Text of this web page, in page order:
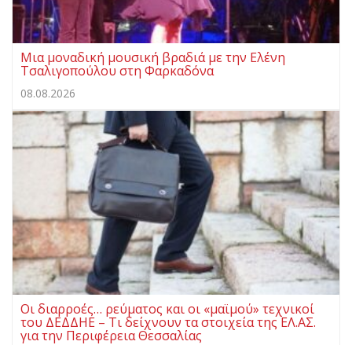
Μια μοναδική μουσική βραδιά με την Ελένη
Τσαλιγοπούλου στη Φαρκαδόνα
08.08.2026
Οι διαρροές… ρεύματος και οι «μαϊμού» τεχνικοί
του ΔΕΔΔΗΕ – Τι δείχνουν τα στοιχεία της ΕΛ.ΑΣ.
για την Περιφέρεια Θεσσαλίας